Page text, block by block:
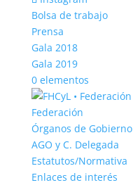
Bolsa de trabajo
Prensa
Gala 2018
Gala 2019
0 elementos
Federación
Órganos de Gobierno
AGO y C. Delegada
Estatutos/Normativa
Enlaces de interés